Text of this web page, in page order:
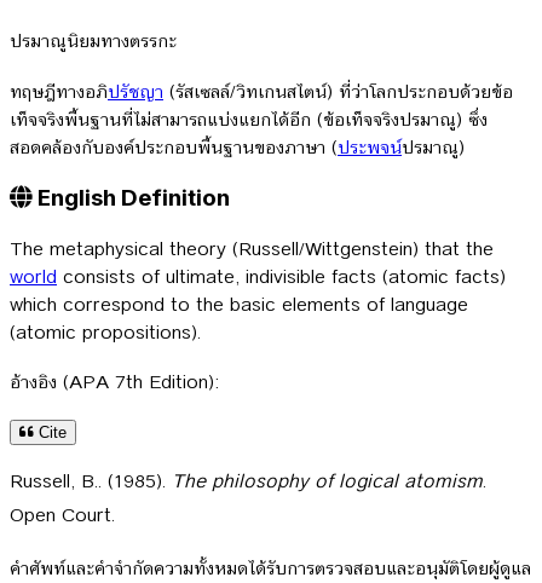
ปรมาณูนิยมทางตรรกะ
ทฤษฎีทางอภิปรัชญา (รัสเซลล์/วิทเกนสไตน์) ที่ว่าโลกประกอบด้วยข้อ
เท็จจริงพื้นฐานที่ไม่สามารถแบ่งแยกได้อีก (ข้อเท็จจริงปรมาณู) ซึ่ง
สอดคล้องกับองค์ประกอบพื้นฐานของภาษา (ประพจน์ปรมาณู)
English Definition
The metaphysical theory (Russell/Wittgenstein) that the
world consists of ultimate, indivisible facts (atomic facts)
which correspond to the basic elements of language
(atomic propositions).
อ้างอิง (APA 7th Edition):
Cite
Russell, B.. (1985). The philosophy of logical atomism.
Open Court.
คำศัพท์และคำจำกัดความทั้งหมดได้รับการตรวจสอบและอนุมัติโดยผู้ดูแล